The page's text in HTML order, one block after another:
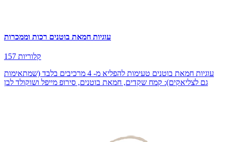
עוגיות חמאת בוטנים רכות וממכרות
157 קלוריות
עוגיות חמאת בוטנים טעימות להפליא מ- 4 מרכיבים בלבד (שמתאימות
גם לצליאקים): קמח שקדים, חמאת בוטנים, סירופ מייפל ושוקולד לבן